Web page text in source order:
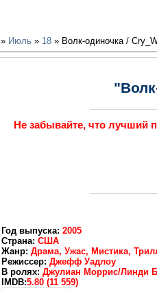
» Июль » 18 » Волк-одиночка /
Не забывайте, что лучший
Год выпуска: 2005
Страна: США
Жанр: Драма, Ужас, Мистика,
Режиссер: Джефф Уадлоу
В ролях: Джулиан Моррис/Линди
IMDB:5.80 (11 559)